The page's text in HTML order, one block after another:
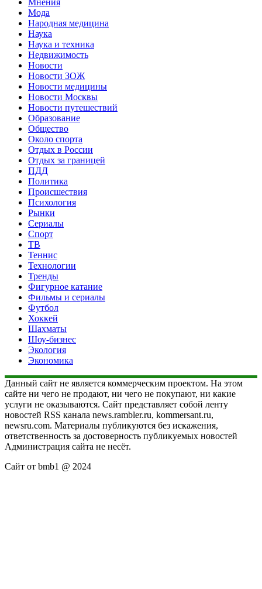
Мода
Народная медицина
Наука
Наука и техника
Недвижимость
Новости
Новости ЗОЖ
Новости медицины
Новости Москвы
Новости путешествий
Образование
Общество
Около спорта
Отдых в России
Отдых за границей
ПДД
Политика
Происшествия
Психология
Рынки
Сериалы
Спорт
ТВ
Теннис
Технологии
Тренды
Фигурное катание
Фильмы и сериалы
Футбол
Хоккей
Шахматы
Шоу-бизнес
Экология
Экономика
Данный сайт не является коммерческим проектом. На этом
сайте ни чего не продают, ни чего не покупают, ни какие
услуги не оказываются. Сайт представляет собой ленту
новостей RSS канала news.rambler.ru, kommersant.ru,
newsru.com. Материалы публикуются без искажения,
ответственность за достоверность публикуемых новостей
Администрация сайта не несёт.
Сайт от bmb1 @ 2024